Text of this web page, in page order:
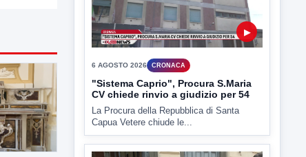
CV chiede rinvio a giudizio per 54
La Procura della Repubblica di Santa
Capua Vetere chiude le...
▶